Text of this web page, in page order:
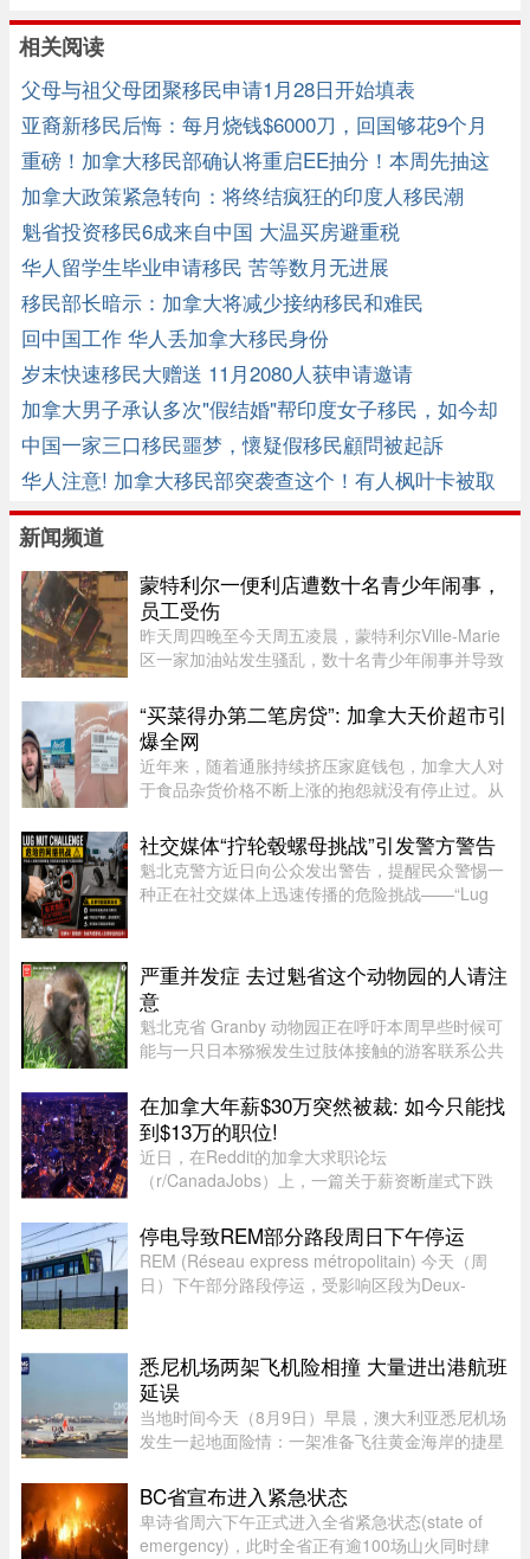
相关阅读
父母与祖父母团聚移民申请1月28日开始填表
亚裔新移民后悔：每月烧钱$6000刀，回国够花9个月
重磅！加拿大移民部确认将重启EE抽分！本周先抽这
些职业！
加拿大政策紧急转向：将终结疯狂的印度人移民潮
魁省投资移民6成来自中国 大温买房避重税
华人留学生毕业申请移民 苦等数月无进展
移民部长暗示：加拿大将减少接纳移民和难民
回中国工作 华人丢加拿大移民身份
岁末快速移民大赠送 11月2080人获申请邀请
加拿大男子承认多次"假结婚"帮印度女子移民，如今却
翻车 ...
中国一家三口移民噩梦，懷疑假移民顧問被起訴
华人注意! 加拿大移民部突袭查这个！有人枫叶卡被取
消！
新闻频道
蒙特利尔一便利店遭数十名青少年闹事，
员工受伤
昨天周四晚至今天周五凌晨，蒙特利尔Ville-Marie
区一家加油站发生骚乱，数十名青少年闹事并导致
国际烟花节”（International des feux Loto-
Québec）本季最后一场活动 ...
“买菜得办第二笔房贷”: 加拿大天价超市引
爆全网
近年来，随着通胀持续挤压家庭钱包，加拿大人对
于食品杂货价格不断上涨的抱怨就没有停止过。从
Costco的西瓜一度卖到17加元，各种令人咋舌的超
市价签早已成为社交媒体 ...
社交媒体“拧轮毂螺母挑战”引发警方警告
魁北克警方近日向公众发出警告，提醒民众警惕一
种正在社交媒体上迅速传播的危险挑战——“Lug
的固定螺母，而这一行为 ...
严重并发症 去过魁省这个动物园的人请注
意
魁北克省 Granby 动物园正在呼吁本周早些时候可
能与一只日本猕猴发生过肢体接触的游客联系公共
伤。猕猴可能会携带 B 型疱疹病毒（Herpes B
virus）。这种病毒在人体内极 ...
在加拿大年薪$30万突然被裁: 如今只能找
到$13万的职位!
近日，在Reddit的加拿大求职论坛
（r/CanadaJobs）上，一篇关于薪资断崖式下跌
（OP）表示，自己刚被裁员，此前的年薪高达30
万加元，但如今重返求职市场时却无奈地发现，同
类岗 ...
停电导致REM部分路段周日下午停运
REM (Réseau express métropolitain) 今天（周
日）下午部分路段停运，受影响区段为Deux-
悉尼机场两架飞机险相撞 大量进出港航班
延误
当地时间今天（8月9日）早晨，澳大利亚悉尼机场
发生一起地面险情：一架准备飞往黄金海岸的捷星
塔尔航空客机险些发生碰撞，两机一度相距仅数
米。捷星客机飞行员发现情况 ...
BC省宣布进入紧急状态
卑诗省周六下午正式进入全省紧急状态(state of
emergency)，此时全省正有逾100场山火同时肆